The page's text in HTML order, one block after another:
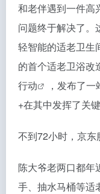
和老伴遇到一件高
问题终于解决了。
轻智能的适老卫生
的首个适老卫浴改
行动
，发布了
+在其中发挥了关
不到72小时，京
陈大爷老两口都年
手、抽水马桶等适